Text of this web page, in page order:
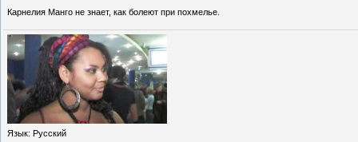
Карнелия Манго не знает, как болеют при похмелье.
Язык: Русский